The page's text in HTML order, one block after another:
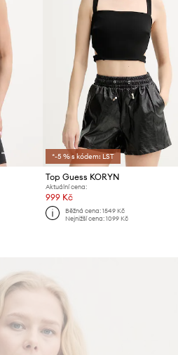
*-5 % s kódem: LST
Top Guess KORYN
Aktuální cena:
999 Kč
Běžná cena: 1549 Kč
Nejnižší cena: 1099 Kč